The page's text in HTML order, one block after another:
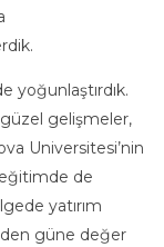
yoğunlaştırdık.
güzel gelişmeler,
Universitesi’nin
eğitimde de
yatırım
güne değer